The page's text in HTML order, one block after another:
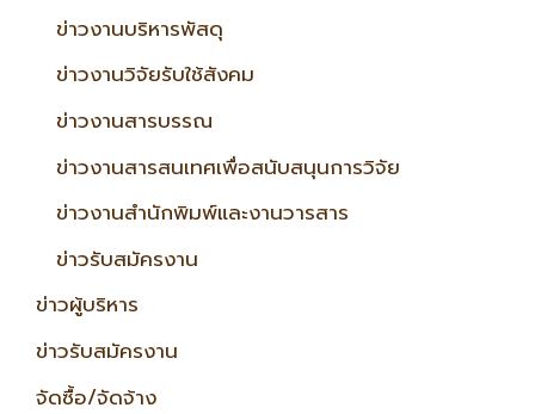
ข่าวงานบริหารพัสดุ
ข่าวงานวิจัยรับใช้สังคม
ข่าวงานสารบรรณ
ข่าวงานสารสนเทศเพื่อสนับสนุนการวิจัย
ข่าวงานสำนักพิมพ์และงานวารสาร
ข่าวรับสมัครงาน
ข่าวผู้บริหาร
ข่าวรับสมัครงาน
จัดซื้อ/จัดจ้าง